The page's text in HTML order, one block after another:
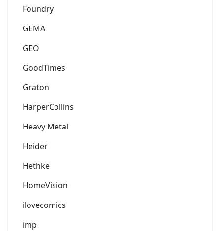
Foundry
GEMA
GEO
GoodTimes
Graton
HarperCollins
Heavy Metal
Heider
Hethke
HomeVision
ilovecomics
imp